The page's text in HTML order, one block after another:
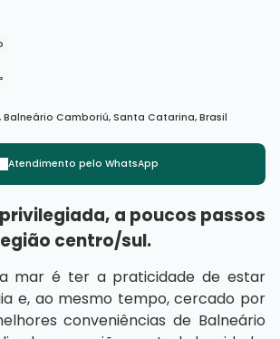
,Balneário Camboriú,Santa Catarina,Brasil
Atendimento pelo WhatsApp
a poucos passos
centro/sul.
mar é ter a praticidade de estar
e, ao mesmo tempo, cercado por
conveniências de Balneário